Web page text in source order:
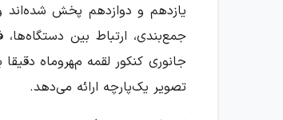
یازدهم و دوازدهم پخش شده‌اند
جمع‌بندی، ارتباط بین
جانوری کنکور لقمه مهروماه
تصویر یک‌پارچه ارائه می‌دهد.